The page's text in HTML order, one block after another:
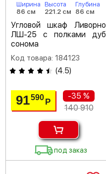
Ширина
86 см
Высота
221.2 см
Глубина
86 см
Угловой шкаф Ливорно
ЛШ-25 с полками дуб
сонома
Код товара: 184123
(4.5)
91590Р
-35 %
140 910
под заказ